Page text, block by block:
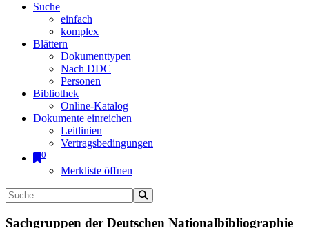
Suche
einfach
komplex
Blättern
Dokumenttypen
Nach DDC
Personen
Bibliothek
Online-Katalog
Dokumente einreichen
Leitlinien
Vertragsbedingungen
0
Merkliste öffnen
Sachgruppen der Deutschen Nationalbibliographie